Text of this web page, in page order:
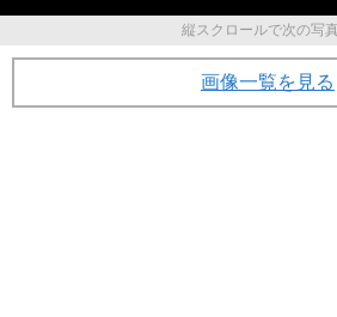
縦スクロールで次の写
画像一覧を見る